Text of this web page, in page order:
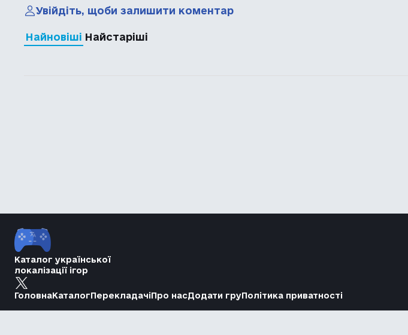
Увійдіть, щоби залишити коментар
Найновіші Найстаріші
Каталог української
локалізації ігор
ГоловнаКаталогПерекладачіПро насДодати груПолітика приватності